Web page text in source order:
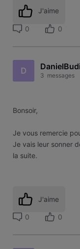
J'aime
0 0
D 3 messages
Bonsoir,
Je vous remercie
Je vais leur sonner
la suite.
J'aime
0 0